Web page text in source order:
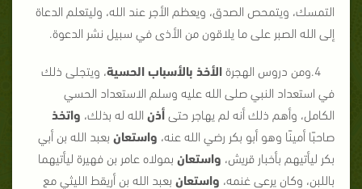
التمسك، ويتمحص الصدق، ويعظم الأجر عند الله، وليتعلم الدعاة
إلى الله الصبر على ما يلاقون من الأذى في سبيل نشر الدعوة.
4.ومن دروس الهجرة الأخذ بالأسبابالحسية، ويتجلى ذلك
في استعداد النبي صلى الله عليه وسلم الاستعداد الحسي
الكامل، وأهم ذلك أنه لم يهاجر حتىأذن الله له بذلك، واتخذ
صاحبًا أمينًا وهو أبو بكر رضي الله عنه، واستعان بعبد الله بن أبي
بكر ليأتيهم بأخبار قريش، واستعان بمولاه عامر بن فهيرة ليأتيهما
باللبن، وكان يرعى غنمه، واستعان بعبد الله بن أريقط الليثي مع